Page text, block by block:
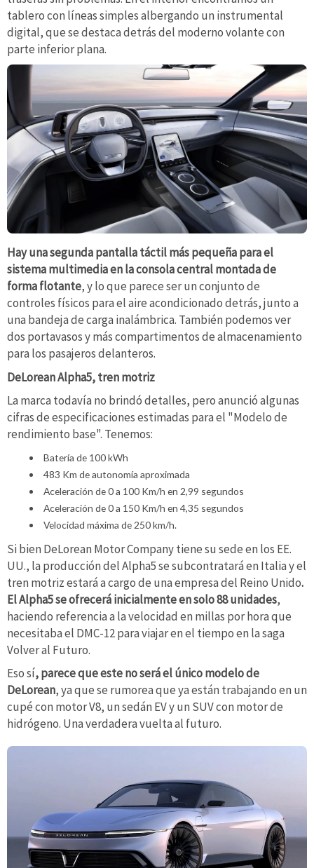
tablero con líneas simples albergando un instrumental
digital, que se destaca detrás del moderno volante con
parte inferior plana.
Hay una segunda pantalla táctil más pequeña para el
sistema multimedia en la consola central montada de
forma flotante, y lo que parece ser un conjunto de
controles físicos para el aire acondicionado detrás, junto a
una bandeja de carga inalámbrica. También podemos ver
dos portavasos y más compartimentos de almacenamiento
para los pasajeros delanteros.
DeLorean Alpha5, tren motriz
La marca todavía no brindó detalles, pero anunció algunas
cifras de especificaciones estimadas para el "Modelo de
rendimiento base". Tenemos:
Batería de 100 kWh
483 Km de autonomía aproximada
Aceleración de 0 a 100 Km/h en 2,99 segundos
Aceleración de 0 a 150 Km/h en 4,35 segundos
Velocidad máxima de 250 km/h.
Si bien DeLorean Motor Company tiene su sede en los EE.
UU., la producción del Alpha5 se subcontratará en Italia y el
tren motriz estará a cargo de una empresa del Reino Unido.
El Alpha5 se ofrecerá inicialmente en solo 88 unidades,
haciendo referencia a la velocidad en millas por hora que
necesitaba el DMC-12 para viajar en el tiempo en la saga
Volver al Futuro.
Eso sí, parece que este no será el único modelo de
DeLorean, ya que se rumorea que ya están trabajando en un
cupé con motor V8, un sedán EV y un SUV con motor de
hidrógeno. Una verdadera vuelta al futuro.